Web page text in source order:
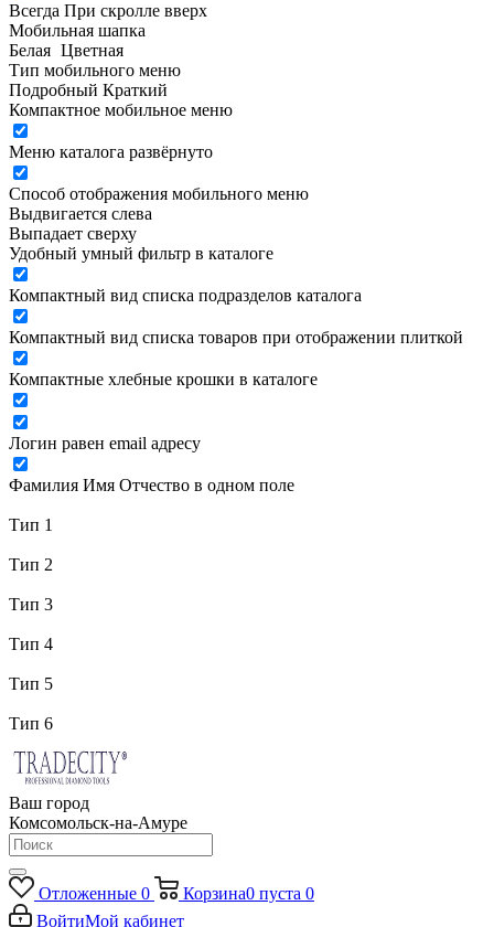
Всегда При скролле вверх
Мобильная шапка
Белая Цветная
Тип мобильного меню
Подробный Краткий
Компактное мобильное меню
Меню каталога развёрнуто
Способ отображения мобильного меню
Выдвигается слева
Выпадает сверху
Удобный умный фильтр в каталоге
Компактный вид списка подразделов каталога
Компактный вид списка товаров при отображении плиткой
Компактные хлебные крошки в каталоге
Логин равен email адресу
Фамилия Имя Отчество в одном поле
Тип 1
Тип 2
Тип 3
Тип 4
Тип 5
Тип 6
Ваш город
Комсомольск-на-Амуре
Отложенные 0 Корзина0 пуста 0
ВойтиМой кабинет